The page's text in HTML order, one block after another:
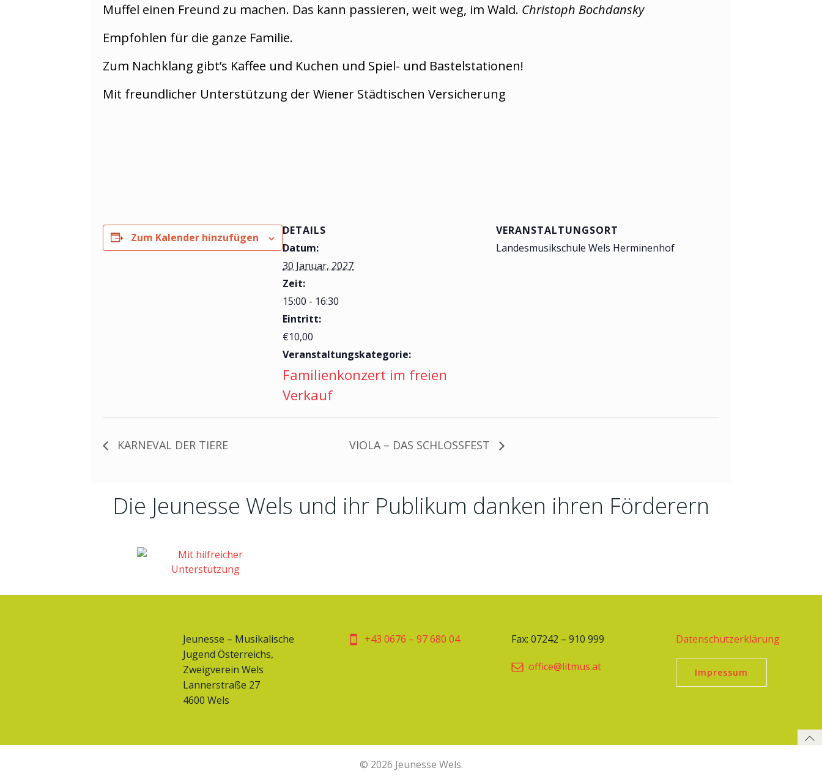
Muffel einen Freund zu machen. Das kann passieren, weit weg, im Wald. Christoph Bochdansky
Empfohlen für die ganze Familie.
Zum Nachklang gibt’s Kaffee und Kuchen und Spiel- und Bastelstationen!
Mit freundlicher Unterstützung der Wiener Städtischen Versicherung
Zum Kalender hinzufügen
DETAILS
Datum:
30 Januar, 2027
Zeit:
15:00 - 16:30
Eintritt:
€10,00
Veranstaltungskategorie:
Familienkonzert im freien
Verkauf
VERANSTALTUNGSORT
Landesmusikschule Wels Herminenhof
KARNEVAL DER TIERE VIOLA – DAS SCHLOSSFEST
Die Jeunesse Wels und ihr Publikum danken ihren Förderern
Jeunesse – Musikalische
Jugend Österreichs,
Zweigverein Wels
Lannerstraße 27
4600 Wels
+43 0676 – 97 680 04 Fax: 07242 – 910 999
office@litmus.at
Datenschutzerklärung
Impressum
© 2026 Jeunesse Wels.